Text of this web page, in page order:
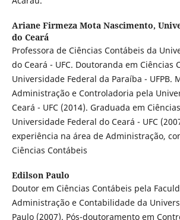
Ariane Firmeza Mota Nascimento,
do Ceará
Professora de Ciências Contábeis da
do Ceará - UFC. Doutoranda em Ciências
Universidade Federal da Paraíba - UFPB.
Administração e Controladoria pela
Ceará - UFC (2014). Graduada em
Universidade Federal do Ceará - UFC
experiência na área de Administração,
Ciências Contábeis
Edilson Paulo
Doutor em Ciências Contábeis pela
Administração e Contabilidade da
Paulo (2007). Pós-doutoramento em